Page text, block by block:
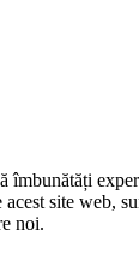
îmbunătăți
site web,
noi.